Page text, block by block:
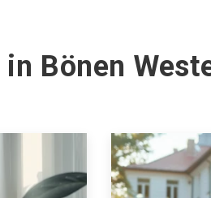
Bönen